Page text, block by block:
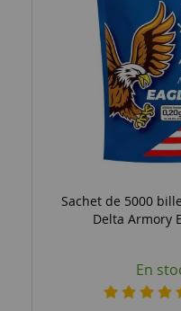
Sachet de 5000
Delta Armory
En